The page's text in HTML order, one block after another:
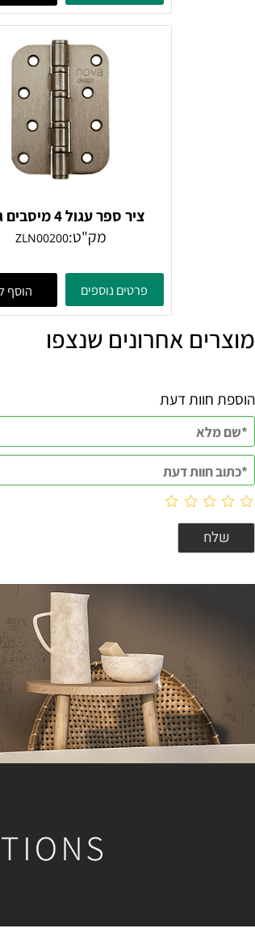
₪47
הוסף לסל
ציר ספר עגול 4 מיסבים גודל
4X3X3 נחושת
מק"ט:ZLN00200
47
אחרונים שנצפו
דעת